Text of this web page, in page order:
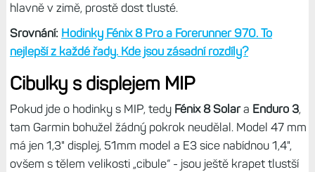
hlavně v zimě, prostě dost tlusté.
Srovnání: Hodinky Fénix 8 Pro a Forerunner 970. To
nejlepší z každé řady. Kde jsou zásadní rozdíly?
Cibulky s displejem MIP
Pokud jde o hodinky s MIP, tedy Fénix 8 Solara Enduro 3,
tam Garmin bohužel žádný pokrok neudělal. Model 47 mm
má jen 1,3" displej, 51mm model a E3 sice nabídnou 1,4",
ovšem s tělem velikosti „cibule“ - jsou ještě krapet tlustší